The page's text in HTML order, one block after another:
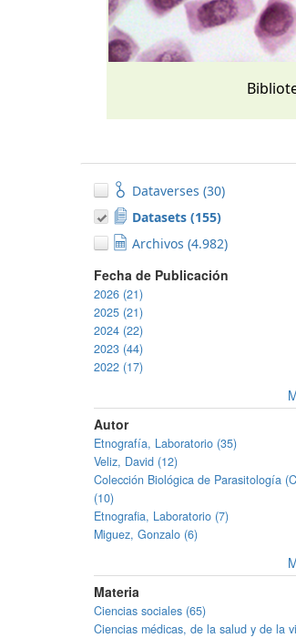
Dataverses (30)
Datasets (155)
Archivos (4.982)
Fecha de Publicación
2026 (21)
2025 (21)
2024 (22)
2023 (44)
2022 (17)
Autor
Etnografía, Laboratorio (35)
Veliz, David (12)
Colección Biológica de Parasitología
(10)
Etnografia, Laboratorio (7)
Miguez, Gonzalo (6)
Materia
Ciencias sociales (65)
Ciencias médicas, de la salud y de la